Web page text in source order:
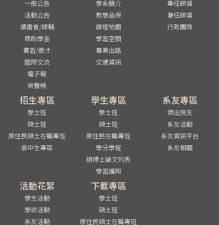
一般公告
活動公告
讀書會/課輔
獎助學金
實習/徵才
國際交流
電子報
榮譽榜
學系簡介
教學品保
課程地圖
學習空間
畢業出路
交通資訊
專任師資
兼任師資
行政團隊
招生專區
學士班
碩士班
原住民碩士在職專班
高中生專區
學生專區
學士班
碩士班
原住民在職專班
學分學程
碩博士論文列表
學習護照
系友專區
傑出院友
系友活動
系友資訊平台
系友相關
活動花絮
學生活動
學術活動
系友活動
下載專區
學士班
碩士班
原住民碩士在職專班